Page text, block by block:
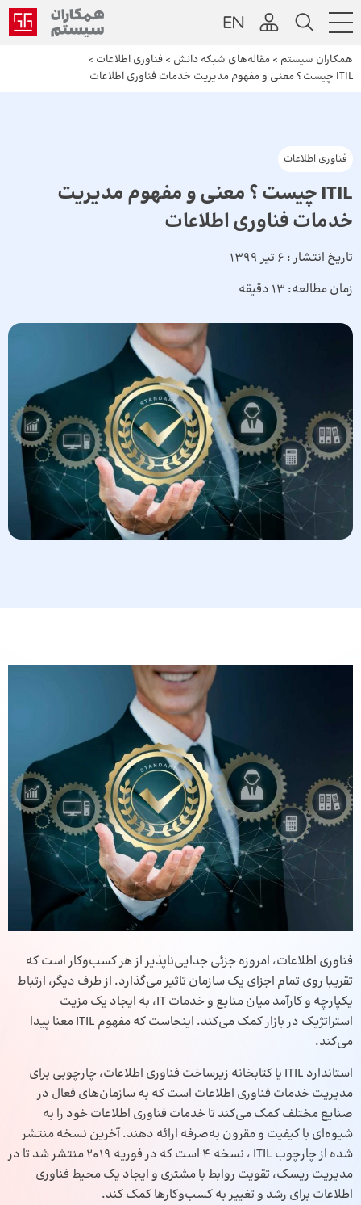
همکاران سیستم > مقاله‌های شبکه دانش > فناوری اطلاعات >
ITIL چیست ؟ معنی و مفهوم مدیریت خدمات فناوری اطلاعات
فناوری اطلاعات
ITIL چیست ؟ معنی و مفهوم مدیریت
خدمات فناوری اطلاعات
تاریخ انتشار : 6 تیر 1399
زمان مطالعه: 13 دقیقه
فناوری اطلاعات، امروزه جزئی جدایی‌ناپذیر از هر کسب‌وکار است که
تقریبا روی تمام اجزای یک سازمان تاثیر می‌گذارد. از طرف دیگر، ارتباط
یکپارچه و کارآمد میان منابع و خدمات IT، به ایجاد یک مزیت
استراتژیک در بازار کمک می‌کند. اینجاست که مفهوم ITIL معنا پیدا
می‌کند.
استاندارد ITIL یا کتابخانه زیرساخت فناوری اطلاعات، چارچوبی برای
مدیریت خدمات فناوری اطلاعات است که به سازمان‌های فعال در
صنایع مختلف کمک می‌کند تا خدمات فناوری اطلاعات خود را به
شیوه‌ای با کیفیت و مقرون به‌صرفه ارائه دهند. آخرین نسخه منتشر
شده از چارچوب ITIL ، نسخه 4 است که در فوریه 2019 منتشر شد تا در
مدیریت ریسک، تقویت روابط با مشتری و ایجاد یک محیط فناوری
اطلاعات برای رشد و تغییر به کسب‌وکارها کمک کند.